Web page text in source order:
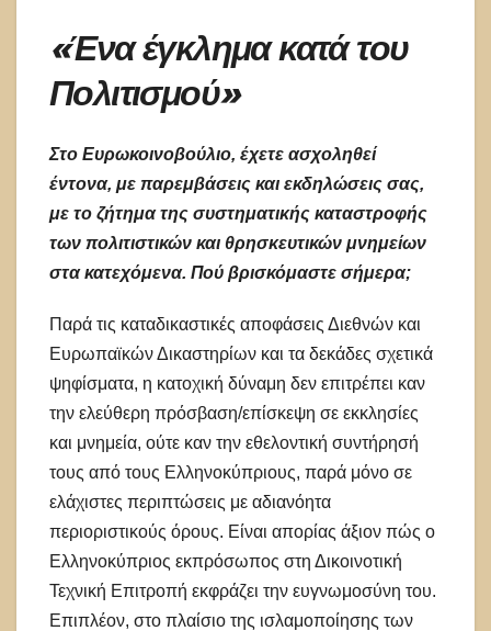
«Ένα έγκλημα κατά του
Πολιτισμού»
Στο Ευρωκοινοβούλιο, έχετε ασχοληθεί
έντονα, με παρεμβάσεις και εκδηλώσεις σας,
με το ζήτημα της συστηματικής καταστροφής
των πολιτιστικών και θρησκευτικών μνημείων
στα κατεχόμενα. Πού βρισκόμαστε σήμερα;
Παρά τις καταδικαστικές αποφάσεις Διεθνών και
Ευρωπαϊκών Δικαστηρίων και τα δεκάδες σχετικά
ψηφίσματα, η κατοχική δύναμη δεν επιτρέπει καν
την ελεύθερη πρόσβαση/επίσκεψη σε εκκλησίες
και μνημεία, ούτε καν την εθελοντική συντήρησή
τους από τους Ελληνοκύπριους, παρά μόνο σε
ελάχιστες περιπτώσεις με αδιανόητα
περιοριστικούς όρους. Είναι απορίας άξιον πώς ο
Ελληνοκύπριος εκπρόσωπος στη Δικοινοτική
Τεχνική Επιτροπή εκφράζει την ευγνωμοσύνη του.
Επιπλέον, στο πλαίσιο της ισλαμοποίησης των